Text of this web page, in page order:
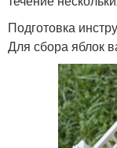
Подготовка
Для сбора яблок